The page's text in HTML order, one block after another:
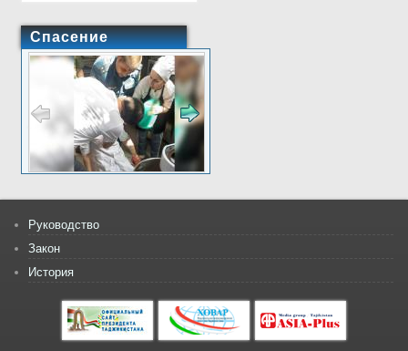
Спасение
Руководство
Закон
История